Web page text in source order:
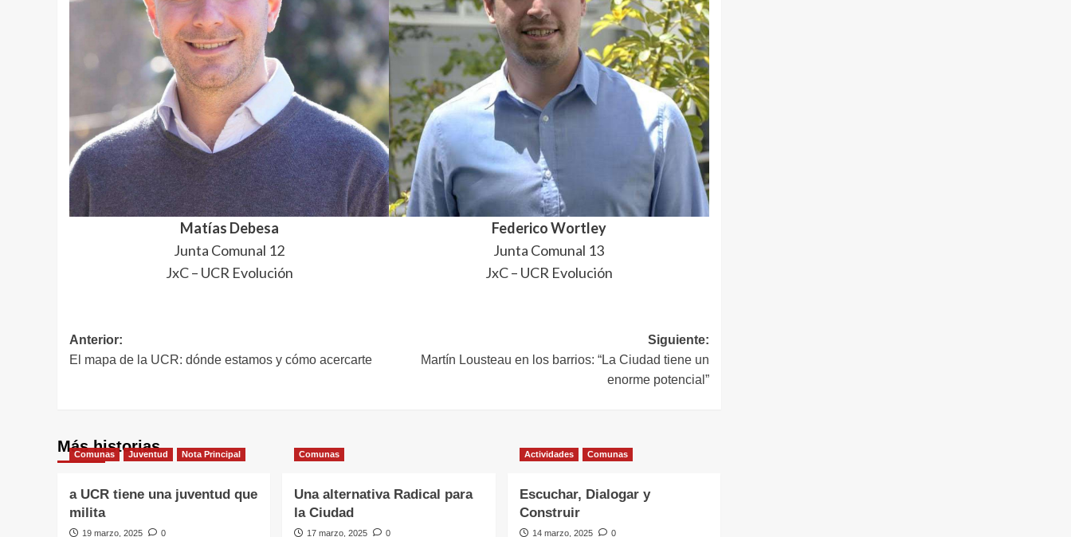
Matías Debesa
Junta Comunal 12
JxC – UCR Evolución
Federico Wortley
Junta Comunal 13
JxC – UCR Evolución
Navegación
de
Anterior:
El mapa de la UCR: dónde estamos y cómo acercarte
Siguiente:
Martín Lousteau en los barrios: “La Ciudad tiene un
enorme potencial”
Más historias
Comunas Juventud Nota Principal
a UCR tiene una juventud que
milita
19 marzo, 2025 0
Comunas
Una alternativa Radical para
la Ciudad
17 marzo, 2025 0
Actividades Comunas
Escuchar, Dialogar y
Construir
14 marzo, 2025 0